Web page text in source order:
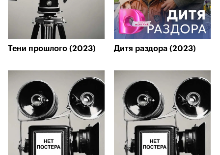
Тени прошлого (2023) Дитя раздора (2023)